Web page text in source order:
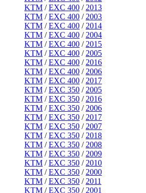
KTM /EXC 400 / 2013
KTM /EXC 400 / 2003
KTM /EXC 400 / 2014
KTM /EXC 400 / 2004
KTM /EXC 400 / 2015
KTM /EXC 400 / 2005
KTM /EXC 400 / 2016
KTM /EXC 400 / 2006
KTM /EXC 400 / 2017
KTM /EXC 350 / 2005
KTM /EXC 350 / 2016
KTM /EXC 350 / 2006
KTM /EXC 350 / 2017
KTM /EXC 350 / 2007
KTM /EXC 350 / 2018
KTM /EXC 350 / 2008
KTM /EXC 350 / 2009
KTM /EXC 350 / 2010
KTM /EXC 350 / 2000
KTM /EXC 350 / 2011
KTM /EXC 350 / 2001